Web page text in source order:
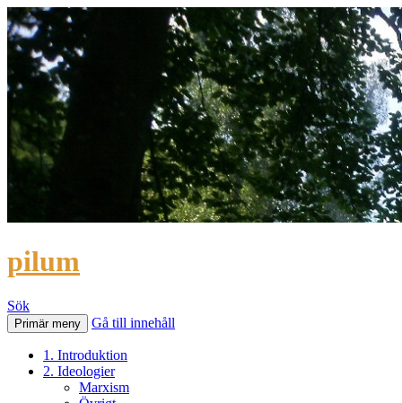
pilum
Sök
Primär meny Gå till innehåll
1. Introduktion
2. Ideologier
Marxism